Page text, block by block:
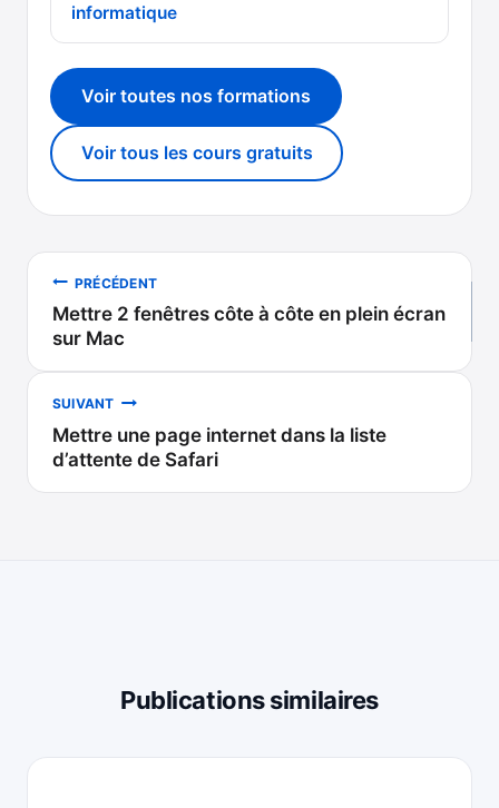
informatique
Voir toutes nos formations
Voir tous les cours gratuits
Navigation
de
l’article
PRÉCÉDENT
Mettre 2 fenêtres côte à côte en plein écran
sur Mac
SUIVANT
Mettre une page internet dans la liste
d’attente de Safari
Publications similaires